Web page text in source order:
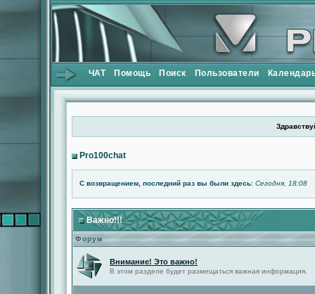
ЧАТ Помощь Поиск Пользователи
Pro100chat
С возвращением, последний раз вы были здесь: Сегодня, 18:08
Важно!!!
Форум
Внимание! Это важно!
В этом разделе будет размещаться важная информация.